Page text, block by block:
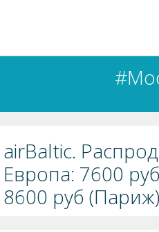
airBaltic.
Европа: 7600
8600 руб (Париж)